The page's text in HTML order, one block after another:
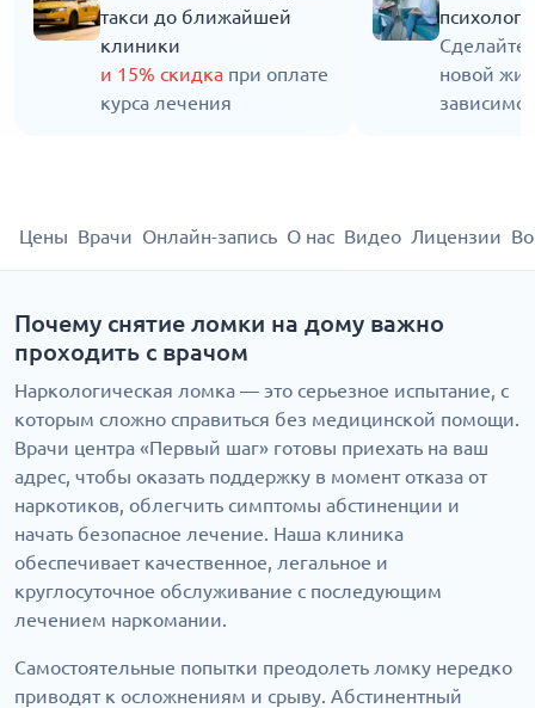
такси до ближайшей
клиники
и 15% скидка при оплате
курса лечения
психолога
Сделайте
новой
Цены Врачи Онлайн-запись О нас Видео Лицензии
Почему снятие ломки на дому важно
проходить с врачом
Наркологическая ломка — это серьезное испытание, с
которым сложно справиться без медицинской помощи.
Врачи центра «Первый шаг» готовы приехать на ваш
адрес, чтобы оказать поддержку в момент отказа от
наркотиков, облегчить симптомы абстиненции и
начать безопасное лечение. Наша клиника
обеспечивает качественное, легальное и
круглосуточное обслуживание с последующим
лечением наркомании.
Самостоятельные попытки преодолеть ломку нередко
приводят к осложнениям и срыву. Абстинентный